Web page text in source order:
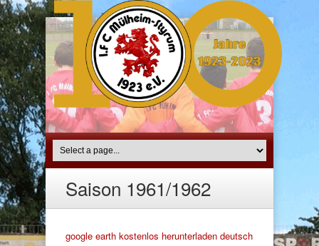
Saison 1961/1962
google earth kostenlos herunterladen deutsch